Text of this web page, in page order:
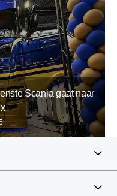
Scania gaat naar